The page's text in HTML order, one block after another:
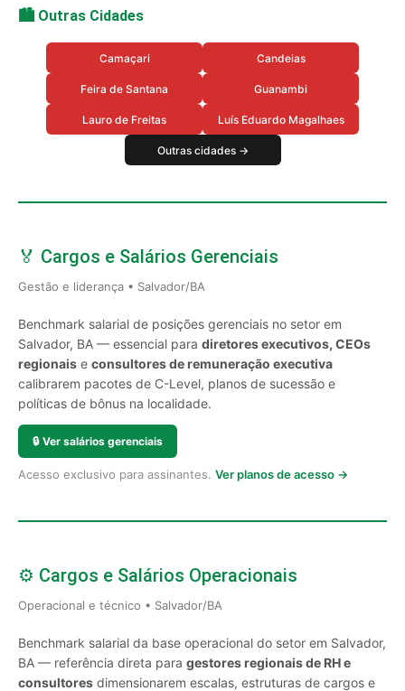
🏙️ Outras Cidades
Camaçari Candeias
Feira de Santana Guanambi
Lauro de Freitas Luís Eduardo Magalhaes
Outras cidades →
🏅 Cargos e Salários Gerenciais
Gestão e liderança • Salvador/BA
Benchmark salarial de posições gerenciais no setor em
Salvador, BA — essencial para diretores executivos, CEOs
regionais e consultores de remuneração executiva
calibrarem pacotes de C-Level, planos de sucessão e
políticas de bônus na localidade.
🔒 Ver salários gerenciais
Acesso exclusivo para assinantes. Ver planos de acesso →
⚙️ Cargos e Salários Operacionais
Operacional e técnico • Salvador/BA
Benchmark salarial da base operacional do setor em Salvador,
BA — referência direta para gestores regionais de RH e
consultores dimensionarem escalas, estruturas de cargos e